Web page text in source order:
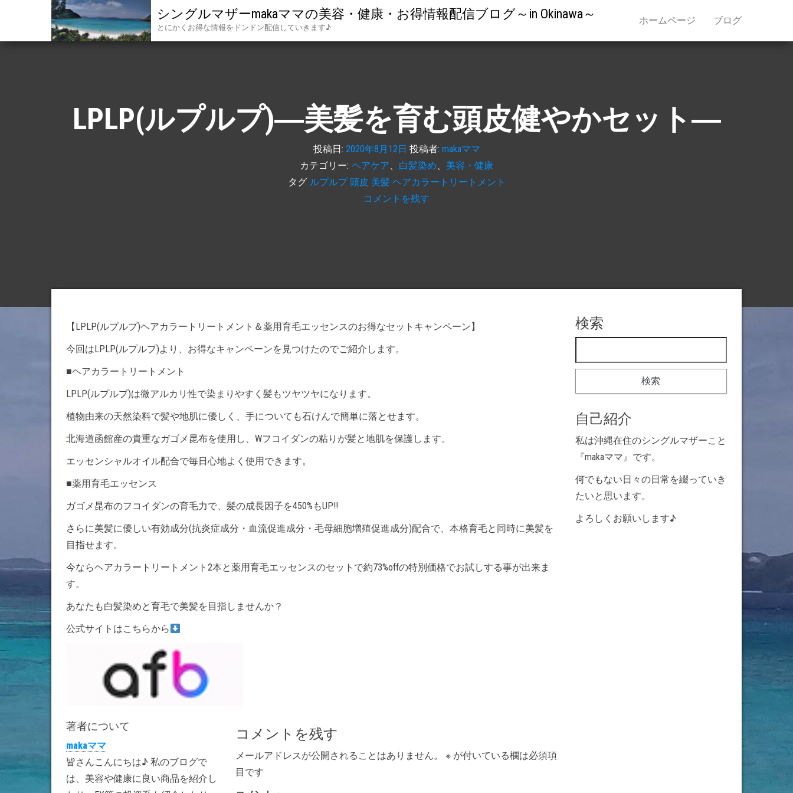
シングルマザーmakaママの美容・健康・お得情報配信ブログ～in Okinawa～
とにかくお得な情報をドンドン配信していきます♪
ホームページ ブログ
LPLP(ルプルプ)―美髪を育む頭皮健やかセット―
投稿日: 2020年8月12日 投稿者: makaママ
カテゴリー: ヘアケア 白髪染め
美容・健康
タグ ルプルプ 頭皮 美髪 ヘアカラートリートメント
コメントを残す
【LPLP(ルプルプ)ヘアカラートリートメント＆薬用育毛エッセンスのお得なセットキャンペーン】
今回はLPLP(ルプルプ)より、お得なキャンペーンを見つけたのでご紹介します。
■ヘアカラートリートメント
LPLP(ルプルプ)は微アルカリ性で染まりやすく髪もツヤツヤになります。
植物由来の天然染料で髪や地肌に優しく、手についても石けんで簡単に落とせます。
北海道函館産の貴重なガゴメ昆布を使用し、Wフコイダンの粘りが髪と地肌を保護します。
エッセンシャルオイル配合で毎日心地よく使用できます。
■薬用育毛エッセンス
ガゴメ昆布のフコイダンの育毛力で、髪の成長因子を450%もUP!!
さらに美髪に優しい有効成分(抗炎症成分・血流促進成分・毛母細胞増殖促進成分)配合で、本格育毛と同時に美髪を
目指せます。
今ならヘアカラートリートメント2本と薬用育毛エッセンスのセットで約73%offの特別価格でお試しする事が出来ま
す。
あなたも白髪染めと育毛で美髪を目指しませんか？
公式サイトはこちらから
著者について
makaママ
皆さんこんにちは♪ 私のブログで
は、美容や健康に良い商品を紹介し
コメントを残す
メールアドレスが公開されることはありません。 ※ が付いている欄は必須項
目です
検索
自己紹介
私は沖縄在住のシングルマザーこと
『makaママ』です。
何でもない日々の日常を綴っていき
たいと思います。
よろしくお願いします♪